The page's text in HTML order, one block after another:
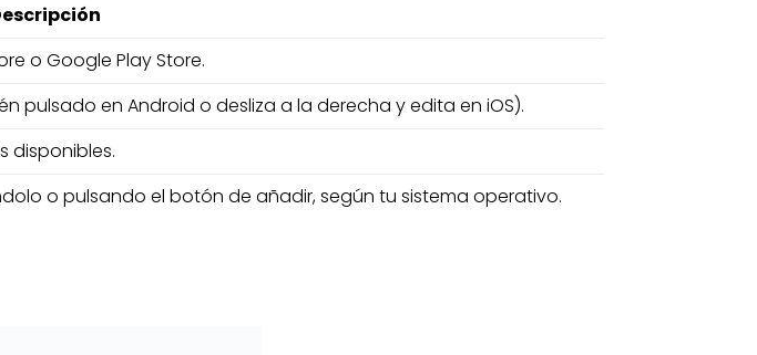
o Google Play Store.
pulsado en Android o desliza a la derecha y edita en iOS).
disponibles.
o pulsando el botón de añadir, según tu sistema operativo.